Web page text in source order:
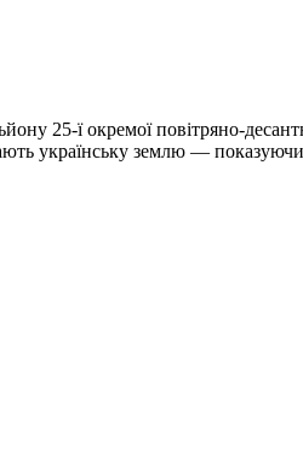
25-ї окремої повітряно-
українську землю —